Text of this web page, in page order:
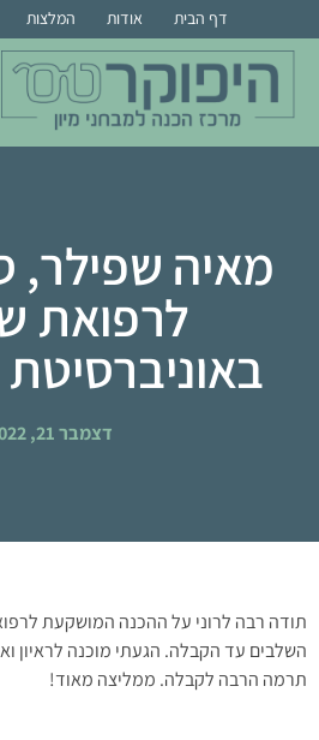
דף הבית אודות המלצות
מאיה שפילר,
לרפואת
דצמבר 21, 2022
תודה רבה לרוני על ההכנה המושקעת
השלבים עד הקבלה. הגעתי מוכנה לראיון
תרמה הרבה לקבלה. ממליצה מאוד!